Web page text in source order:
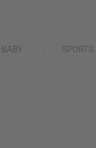
BABY SPORTS